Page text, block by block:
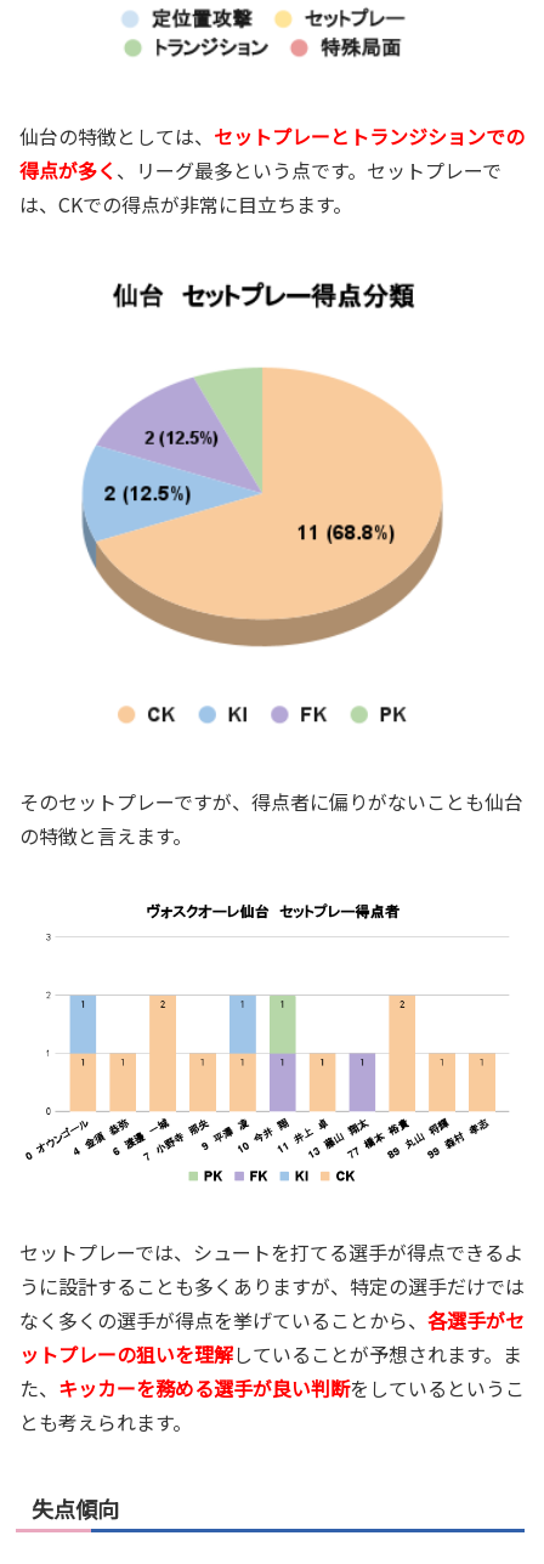
仙台の特徴としては、 セットプレーとトランジションでの
得点が多く 、リーグ最多という点です。セットプレーで
は、CKでの得点が非常に目立ちます。
そのセットプレーですが、得点者に偏りがないことも仙台
の特徴と言えます。
セットプレーでは、シュートを打てる選手が得点できるよ
うに設計することも多くありますが、特定の選手だけでは
なく多くの選手が得点を挙げていることから、 各選手がセ
ットプレーの狙いを理解していることが予想されます。ま
た、 キッカーを務める選手が良い判断をしているというこ
とも考えられます。
失点傾向